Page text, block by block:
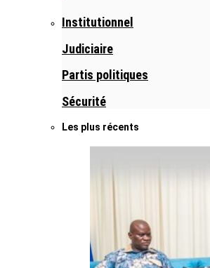
Institutionnel
Judiciaire
Partis politiques
Sécurité
Les plus récents